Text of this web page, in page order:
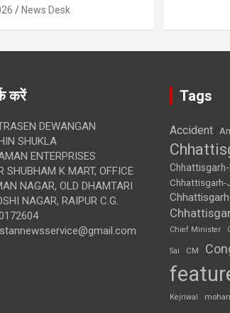
News Desk
करें
DEWANGAN
SHUKLA
ENTERPRISES
SHUBHAM K MART, OFFICE
NAGAR, OLD DHAMTARI
NAGAR, RAIPUR C.G.
Tags
Accident
Chhattisgarh-
Chief Minister
Sai CM
Kejriwal mohan